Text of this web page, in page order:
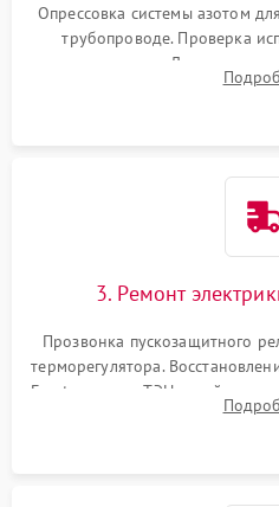
Опрессовка системы азотом
трубопроводе. Проверка
течеискателем. Демонтаж
продувка капиллярной
3. Ремонт
Прозвонка пускозащитного
терморегулятора.
Frost, включая ТЭН оттайки и
платы управления